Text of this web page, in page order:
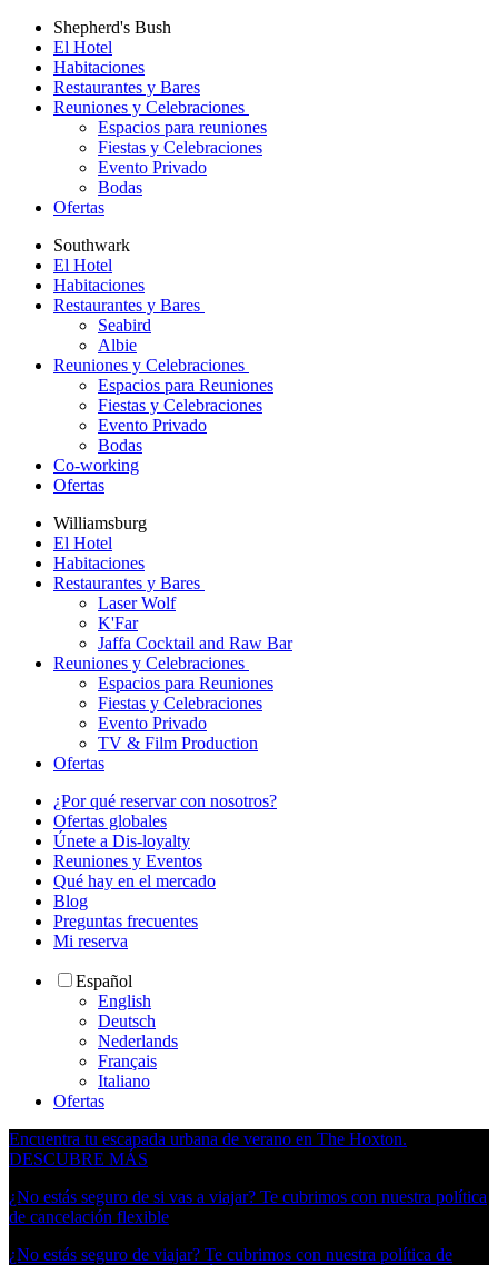
Shepherd's Bush
El Hotel
Habitaciones
Restaurantes y Bares
Reuniones y Celebraciones
Espacios para reuniones
Fiestas y Celebraciones
Evento Privado
Bodas
Ofertas
Southwark
El Hotel
Habitaciones
Restaurantes y Bares
Seabird
Albie
Reuniones y Celebraciones
Espacios para Reuniones
Fiestas y Celebraciones
Evento Privado
Bodas
Co-working
Ofertas
Williamsburg
El Hotel
Habitaciones
Restaurantes y Bares
Laser Wolf
K'Far
Jaffa Cocktail and Raw Bar
Reuniones y Celebraciones
Espacios para Reuniones
Fiestas y Celebraciones
Evento Privado
TV & Film Production
Ofertas
¿Por qué reservar con nosotros?
Ofertas globales
Únete a Dis-loyalty
Reuniones y Eventos
Qué hay en el mercado
Blog
Preguntas frecuentes
Mi reserva
Español
English
Deutsch
Nederlands
Français
Italiano
Ofertas
Encuentra tu escapada urbana de verano en The Hoxton.
DESCUBRE MÁS
¿No estás seguro de si vas a viajar? Te cubrimos con nuestra política
de cancelación flexible
¿No estás seguro de viajar? Te cubrimos con nuestra política de